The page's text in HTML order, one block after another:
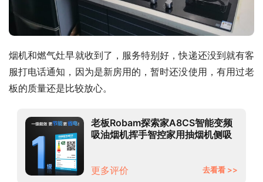
烟机和燃气灶早就收到了，服务特别好，快递还没到就有客
服打电话通知，因为是新房用的，暂时还没使用，有用过老
板的质量还是比较放心。
老板Robam探索家A8CS智能变频
吸油烟机挥手智控家用抽烟机侧吸
更多评价
去看看 >>